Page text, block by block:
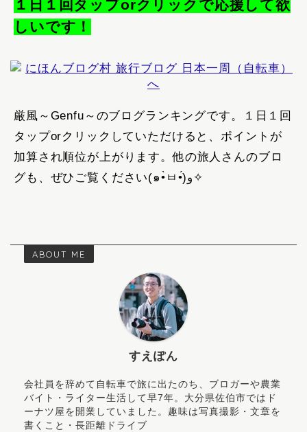
１日１回タップorクリックで応援して欲
しいです！
厳風～Genfu～のブログランキングです。１日１回
タップorクリックしていただけると、ポイントが
加算され順位が上がります。他の旅人さんのブロ
グも、ぜひご覧ください(๑•̀ㅂ•́)و✧
ABOUT ME
すえぽん
会社員を辞めて自転車で旅に出たのち、ブロガーや農業
バイト・ライター生活して早7年。大分県佐伯市ではド
ーナツ屋を開業していました。趣味は写真撮影・文章を
書くこと・長距離ドライブ